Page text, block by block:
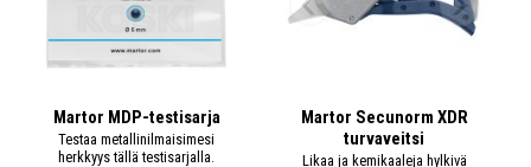
Martor MDP-testisarja
Testaa metallinilmaisimesi
herkkyys tällä testisarjalla.
Martor Secunorm XDR
turvaveitsi
Likaa ja kemikaaleja hylkivä